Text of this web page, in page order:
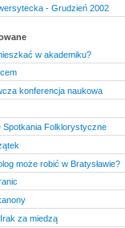
- Grudzień 2002
w akademiku?
konferencja naukowa
Spotkania Folklorystyczne
może robić w Bratysławie?
za miedzą